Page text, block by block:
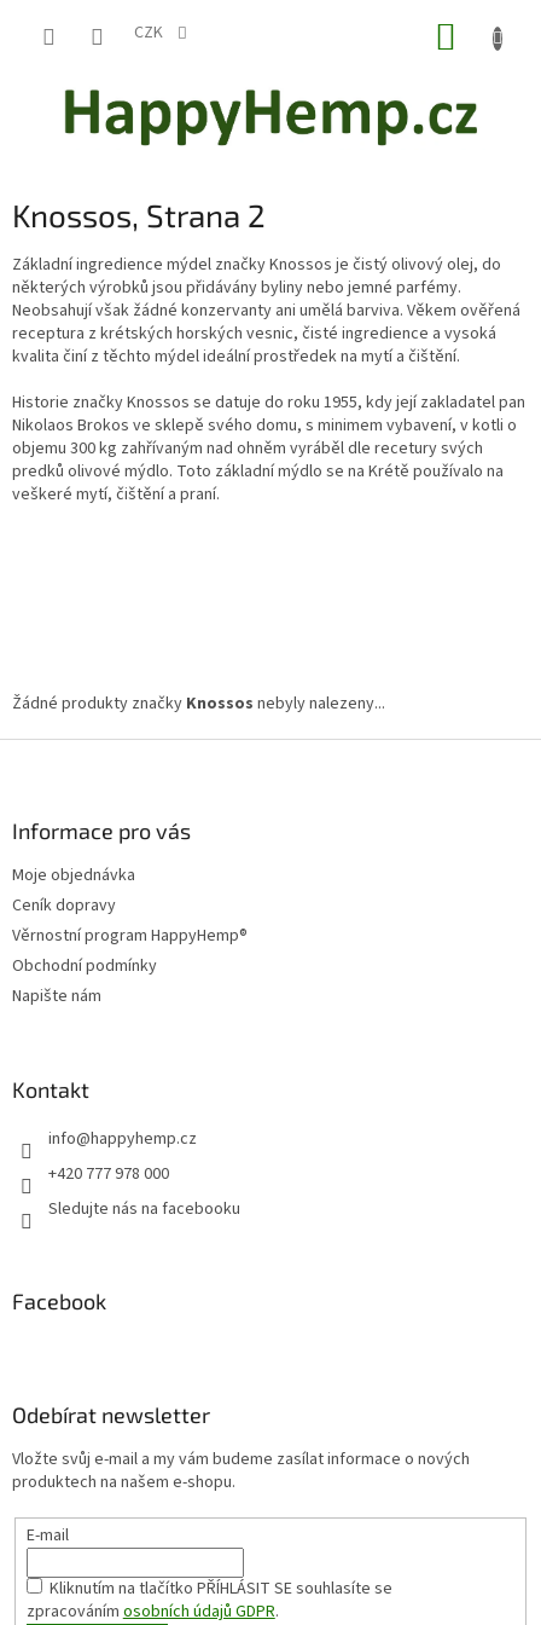
CZK
Knossos, Strana 2
Základní ingredience mýdel značky Knossos je čistý olivový olej, do
některých výrobků jsou přidávány byliny nebo jemné parfémy.
Neobsahují však žádné konzervanty ani umělá barviva. Věkem ověřená
receptura z krétských horských vesnic, čisté ingredience a vysoká
kvalita činí z těchto mýdel ideální prostředek na mytí a čištění.
Historie značky Knossos se datuje do roku 1955, kdy její zakladatel pan
Nikolaos Brokos ve sklepě svého domu, s minimem vybavení, v kotli o
objemu 300 kg zahřívaným nad ohněm vyráběl dle recetury svých
predků olivové mýdlo. Toto základní mýdlo se na Krétě používalo na
veškeré mytí, čištění a praní.
Žádné produkty značky Knossos nebyly nalezeny...
Informace pro vás
Moje objednávka
Ceník dopravy
Věrnostní program HappyHemp®
Obchodní podmínky
Napište nám
Kontakt
info@happyhemp.cz
+420 777 978 000
Sledujte nás na facebooku
Facebook
Odebírat newsletter
Vložte svůj e-mail a my vám budeme zasílat informace o nových
produktech na našem e-shopu.
E-mail
Kliknutím na tlačítko PŘÍHLÁSIT SEsouhlasíte se
zpracováním osobních údajů GDPR.